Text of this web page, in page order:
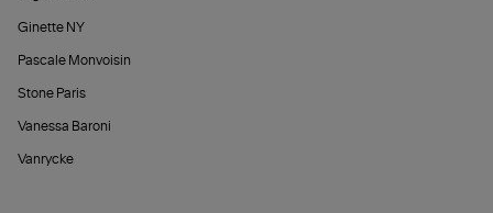
Ginette NY
Pascale Monvoisin
Stone Paris
Vanessa Baroni
Vanrycke